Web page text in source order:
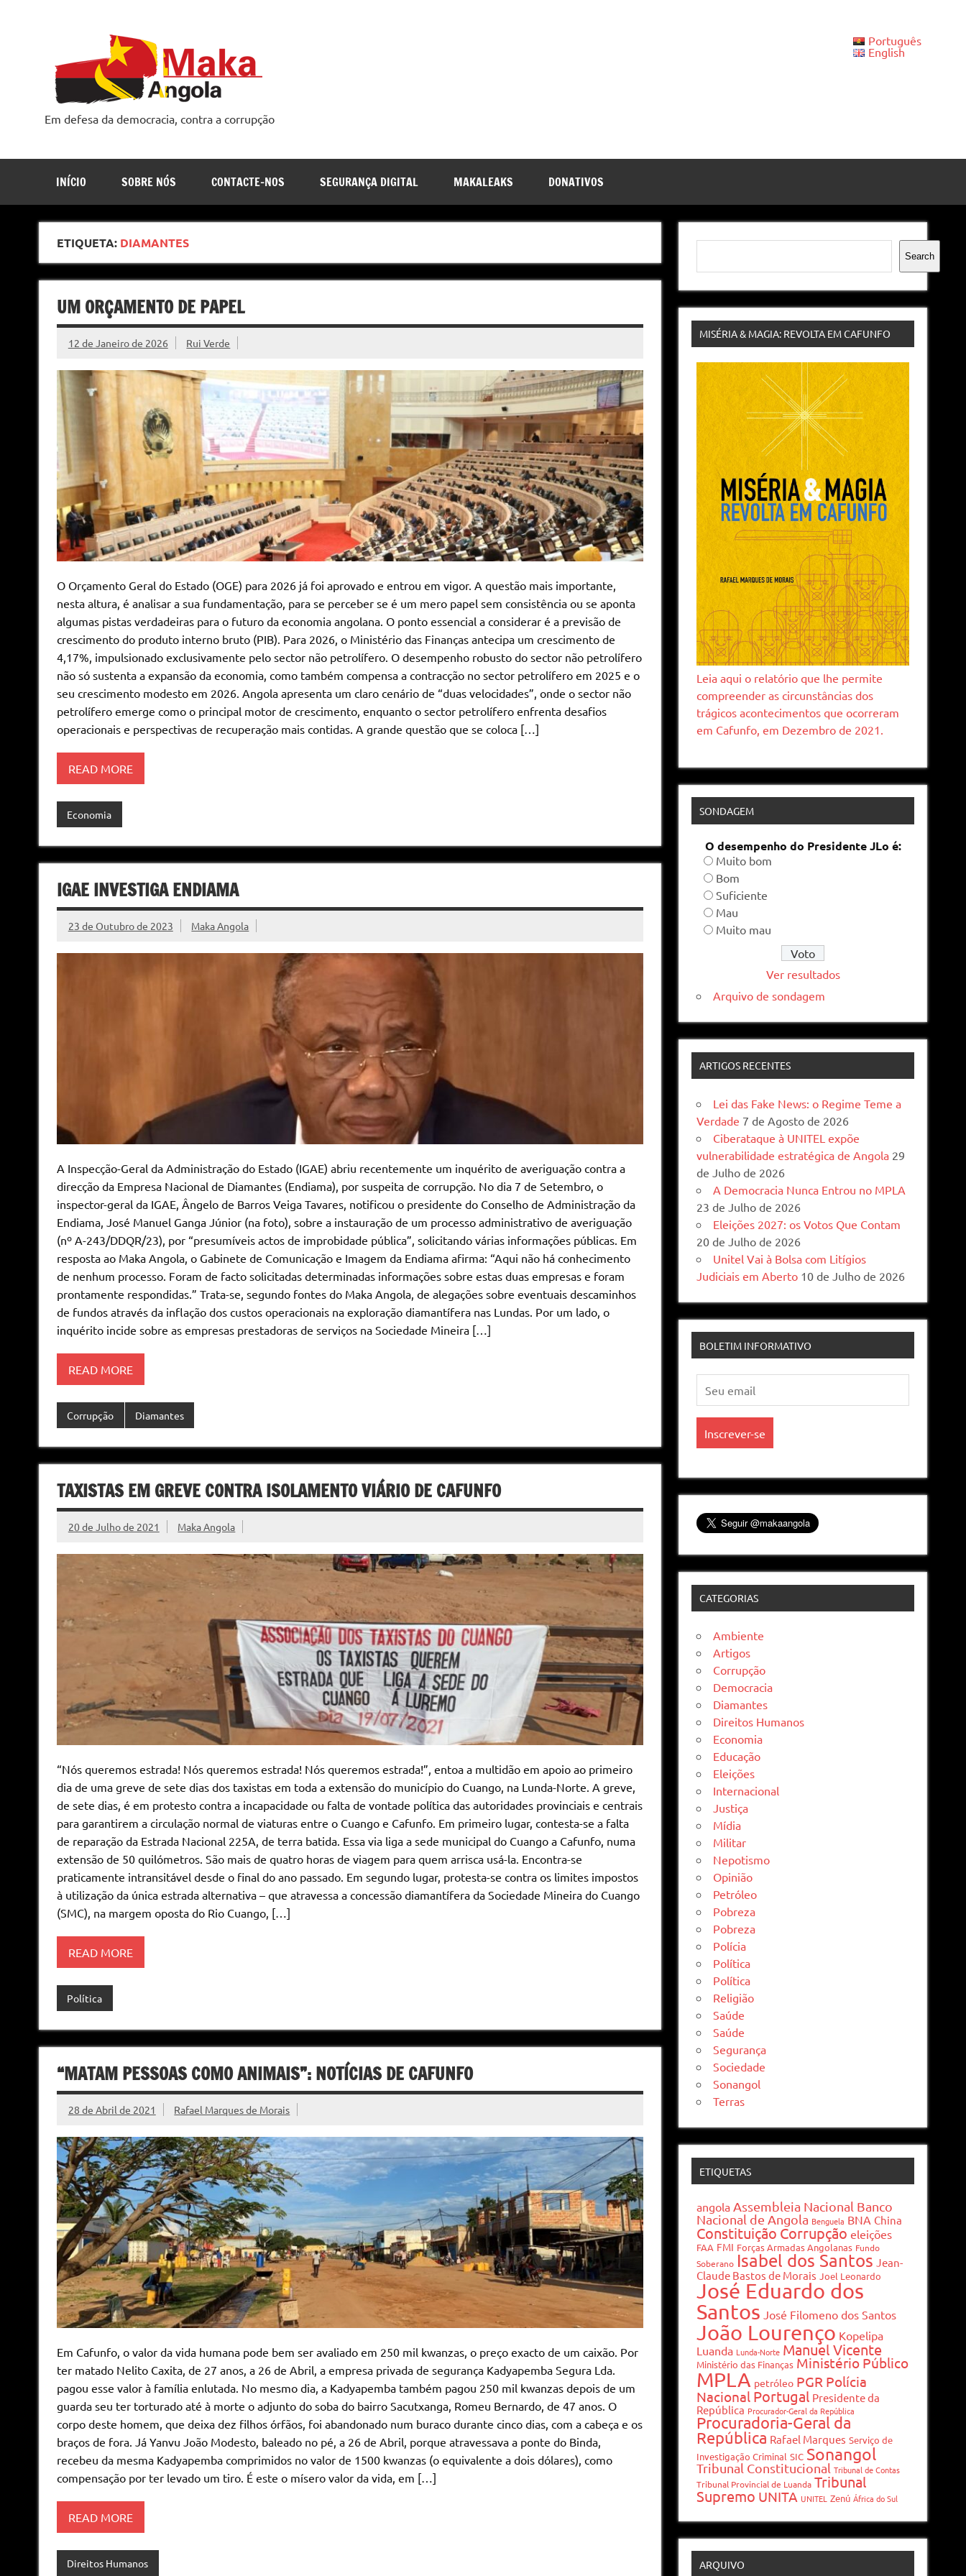
Em defesa da democracia, contra a corrupção
Português
English
INÍCIO SOBRE NÓS CONTACTE-NOS SEGURANÇA DIGITAL MAKALEAKS DONATIVOS
ETIQUETA: DIAMANTES
UM ORÇAMENTO DE PAPEL
12 de Janeiro de 2026 Rui Verde
O Orçamento Geral do Estado (OGE) para 2026 já foi aprovado e entrou em vigor. A questão mais importante,
nesta altura, é analisar a sua fundamentação, para se perceber se é um mero papel sem consistência ou se aponta
algumas pistas verdadeiras para o futuro da economia angolana. O ponto essencial a considerar é a previsão de
crescimento do produto interno bruto (PIB). Para 2026, o Ministério das Finanças antecipa um crescimento de
4,17%, impulsionado exclusivamente pelo sector não petrolífero. O desempenho robusto do sector não petrolífero
não só sustenta a expansão da economia, como também compensa a contracção no sector petrolífero em 2025 e o
seu crescimento modesto em 2026. Angola apresenta um claro cenário de “duas velocidades”, onde o sector não
petrolífero emerge como o principal motor de crescimento, enquanto o sector petrolífero enfrenta desafios
operacionais e perspectivas de recuperação mais contidas. A grande questão que se coloca […]
READ MORE
Economia
IGAE INVESTIGA ENDIAMA
23 de Outubro de 2023 Maka Angola
A Inspecção-Geral da Administração do Estado (IGAE) abriu recentemente um inquérito de averiguação contra a
direcção da Empresa Nacional de Diamantes (Endiama), por suspeita de corrupção. No dia 7 de Setembro, o
inspector-geral da IGAE, Ângelo de Barros Veiga Tavares, notificou o presidente do Conselho de Administração da
Endiama, José Manuel Ganga Júnior (na foto), sobre a instauração de um processo administrativo de averiguação
(nº A-243/DDQR/23), por “presumíveis actos de improbidade pública”, solicitando várias informações públicas. Em
resposta ao Maka Angola, o Gabinete de Comunicação e Imagem da Endiama afirma: “Aqui não há conhecimento
de nenhum processo. Foram de facto solicitadas determinadas informações sobre estas duas empresas e foram
prontamente respondidas.” Trata-se, segundo fontes do Maka Angola, de alegações sobre eventuais descaminhos
de fundos através da inflação dos custos operacionais na exploração diamantífera nas Lundas. Por um lado, o
inquérito incide sobre as empresas prestadoras de serviços na Sociedade Mineira […]
READ MORE
Corrupção Diamantes
TAXISTAS EM GREVE CONTRA ISOLAMENTO VIÁRIO DE CAFUNFO
20 de Julho de 2021 Maka Angola
“Nós queremos estrada! Nós queremos estrada! Nós queremos estrada!”, entoa a multidão em apoio ao primeiro
dia de uma greve de sete dias dos taxistas em toda a extensão do município do Cuango, na Lunda-Norte. A greve,
de sete dias, é em protesto contra a incapacidade ou falta de vontade política das autoridades provinciais e centrais
para garantirem a circulação normal de viaturas entre o Cuango e Cafunfo. Em primeiro lugar, contesta-se a falta
de reparação da Estrada Nacional 225A, de terra batida. Essa via liga a sede municipal do Cuango a Cafunfo, numa
extensão de 50 quilómetros. São mais de quatro horas de viagem para quem arrisca usá-la. Encontra-se
praticamente intransitável desde o final do ano passado. Em segundo lugar, protesta-se contra os limites impostos
à utilização da única estrada alternativa – que atravessa a concessão diamantífera da Sociedade Mineira do Cuango
(SMC), na margem oposta do Rio Cuango, […]
READ MORE
Política
“MATAM PESSOAS COMO ANIMAIS”: NOTÍCIAS DE CAFUNFO
28 de Abril de 2021 Rafael Marques de Morais
Em Cafunfo, o valor da vida humana pode bem ser avaliado em 250 mil kwanzas, o preço exacto de um caixão. Por
ter matado Nelito Caxita, de 27 anos, a 26 de Abril, a empresa privada de segurança Kadyapemba Segura Lda.
pagou esse valor à família enlutada. No mesmo dia, a Kadyapemba também pagou 250 mil kwanzas depois de um
guarda seu ter torturado até à morte o adjunto do soba do bairro Sacutxanga, Romeu Bernardo, de 47 anos. O
corpo deste homem, que deixa dez filhos órfãos, foi abandonado num buraco durante cinco dias, com a cabeça e os
braços de fora. Já Yanvu João Modesto, baleado no pé, a 26 de Abril, porque atravessava a ponte do Binda,
recebeu da mesma Kadyapemba comprimidos no valor de 1500 kwanzas (o equivalente a dois dólares), como
compensação por ter levado um tiro. É este o mísero valor da vida, em […]
READ MORE
Direitos Humanos
Pesquisar
Search
MISÉRIA & MAGIA: REVOLTA EM CAFUNFO
Leia aqui o relatório que lhe permite
compreender as circunstâncias dos
trágicos acontecimentos que ocorreram
em Cafunfo, em Dezembro de 2021.
SONDAGEM
O desempenho do Presidente JLo é:
Muito bom
Bom
Suficiente
Mau
Muito mau
Ver resultados
Arquivo de sondagem
ARTIGOS RECENTES
Lei das Fake News: o Regime Teme a
Verdade 7 de Agosto de 2026
Ciberataque à UNITEL expõe
vulnerabilidade estratégica de Angola 29
de Julho de 2026
A Democracia Nunca Entrou no MPLA
23 de Julho de 2026
Eleições 2027: os Votos Que Contam
20 de Julho de 2026
Unitel Vai à Bolsa com Litígios
Judiciais em Aberto 10 de Julho de 2026
BOLETIM INFORMATIVO
CATEGORIAS
Ambiente
Artigos
Corrupção
Democracia
Diamantes
Direitos Humanos
Economia
Educação
Eleições
Internacional
Justiça
Mídia
Militar
Nepotismo
Opinião
Petróleo
Pobreza
Pobreza
Polícia
Política
Política
Religião
Saúde
Saúde
Segurança
Sociedade
Sonangol
Terras
ETIQUETAS
angola Assembleia Nacional Banco
Nacional de Angola Benguela BNA China
Constituição Corrupção eleições
FAA FMI Forças Armadas Angolanas Fundo
Soberano Isabel dos Santos Jean-
Claude Bastos de Morais Joel Leonardo
José Eduardo dos
Santos José Filomeno dos Santos
João Lourenço Kopelipa
Luanda Lunda-Norte Manuel Vicente
Ministério das Finanças Ministério Público
MPLA petróleo PGR Polícia
Nacional Portugal Presidente da
República Procurador-Geral da República
Procuradoria-Geral da
República Rafael Marques Serviço de
Investigação Criminal SIC Sonangol
Tribunal Constitucional Tribunal de Contas
Tribunal Provincial de Luanda Tribunal
Supremo UNITA UNITEL Zenú África do Sul
ARQUIVO